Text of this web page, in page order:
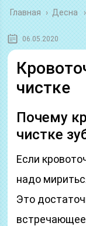
Главная › Десна
06.05.2020
чистке
Почему
чистке
Если
надо
Это